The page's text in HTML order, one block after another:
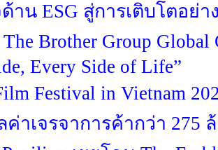
าน ESG สู่การเติบโตอย่
Brother Group
Every Side of Life”
Festival in Vietnam
ค่าเจรจาการค้ากว่า 275